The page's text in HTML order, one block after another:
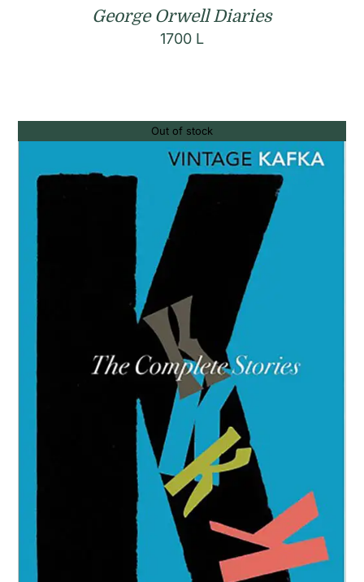
George Orwell Diaries
1700 L
Out of stock